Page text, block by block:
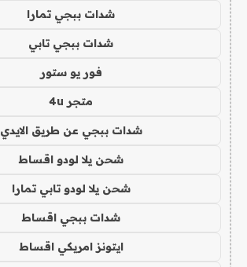
شدات ببجي تمارا
شدات ببجي تابي
فور يو ستور
متجر 4u
شدات ببجي عن طريق الايدي
شحن يلا لودو اقساط
شحن يلا لودو تابي تمارا
شدات ببجي اقساط
ايتونز امريكي اقساط